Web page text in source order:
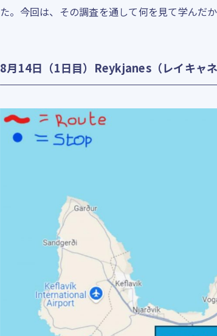
た。今回は、その調査を通して何を見て学んだ
8月14日（1日目）Reykjanes（レイキャ